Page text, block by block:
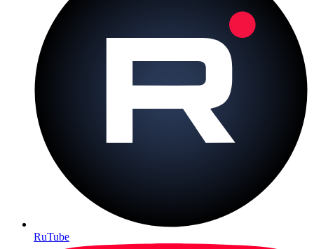
RuTube